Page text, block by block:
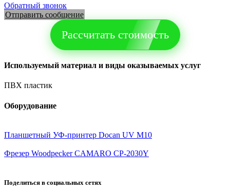
Обратный звонок
Отправить сообщение
Рассчитать стоимость
Используемый материал и виды оказываемых услуг
ПВХ пластик
Оборудование
Планшетный УФ-принтер Docan UV M10
Фрезер Woodpecker CAMARO CP-2030Y
Поделиться в социальных сетях